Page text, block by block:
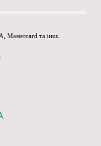
Mastercard та інші.